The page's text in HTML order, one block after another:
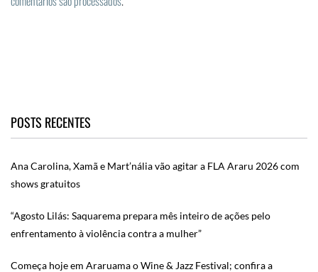
POSTS RECENTES
Ana Carolina, Xamã e Mart’nália vão agitar a FLA Araru 2026 com
shows gratuitos
“Agosto Lilás: Saquarema prepara mês inteiro de ações pelo
enfrentamento à violência contra a mulher”
Começa hoje em Araruama o Wine & Jazz Festival; confira a